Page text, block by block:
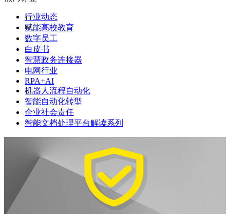
行业动态
赋能高校教育
数字员工
白皮书
智慧政务连接器
电网行业
RPA+AI
机器人流程自动化
智能自动化转型
企业社会责任
智能文档处理平台解读系列